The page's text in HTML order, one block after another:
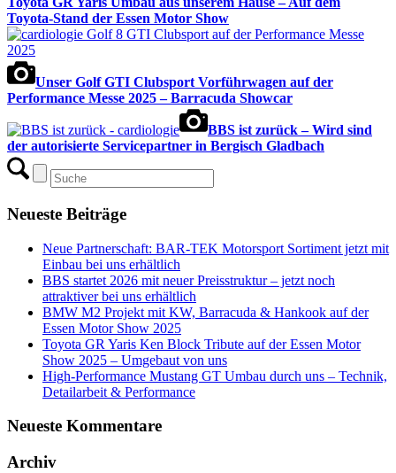
Toyota-Stand der Essen Motor Show
Unser Golf GTI Clubsport Vorführwagen auf der
Performance Messe 2025 – Barracuda Showcar
BBS ist zurück – Wird sind
der autorisierte Servicepartner in Bergisch Gladbach
Neueste Beiträge
Neue Partnerschaft: BAR-TEK Motorsport Sortiment jetzt mit
Einbau bei uns erhältlich
BBS startet 2026 mit neuer Preisstruktur – jetzt noch
attraktiver bei uns erhältlich
BMW M2 Projekt mit KW, Barracuda & Hankook auf der
Essen Motor Show 2025
Toyota GR Yaris Ken Block Tribute auf der Essen Motor
Show 2025 – Umgebaut von uns
High-Performance Mustang GT Umbau durch uns – Technik,
Detailarbeit & Performance
Neueste Kommentare
Archiv